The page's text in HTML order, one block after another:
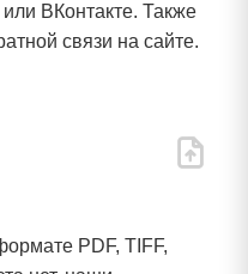
ВКонтакте. Также
связи на сайте.
PDF, TIFF,